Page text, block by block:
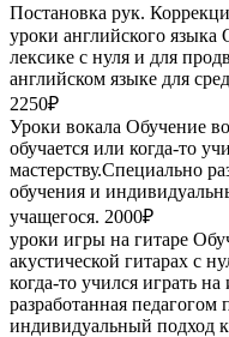
Постановка рук.
уроки английского языка
лексике с нуля и для
английском языке для
2250₽
Уроки вокала Обучение
обучается или когда-то
мастерству.Специально
обучения и
учащегося. 2000₽
уроки игры на гитаре
акустической гитарах с
когда-то учился играть
разработанная
индивидуальный подход